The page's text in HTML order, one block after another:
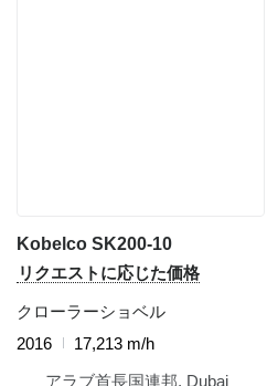
Kobelco SK200-10
リクエストに応じた価格
クローラーショベル
2016
17,213 m/h
アラブ首長国連邦, Dubai